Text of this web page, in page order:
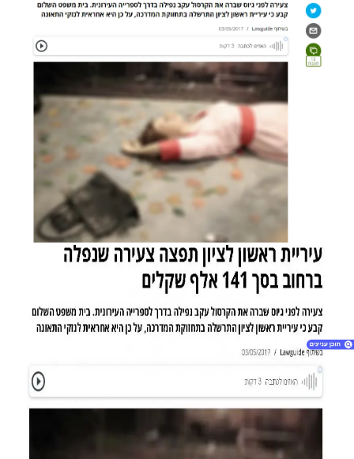
1. חדשות וואלה: עיריית ראשון לציון תפצה צעירה
שנפלה ברחוב